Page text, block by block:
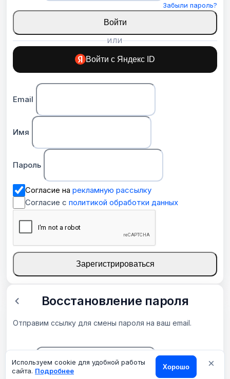
Используем cookie для удобной работы
сайта. Подробнее Хорошо ×
Забыли пароль?
Войти
ИЛИ
Войти с Яндекс ID
Email
Имя
Пароль
Согласие на рекламную рассылку
Согласие с политикой обработки данных
Зарегистрироваться
Восстановление пароля
Отправим ссылку для смены пароля на ваш email.
Email